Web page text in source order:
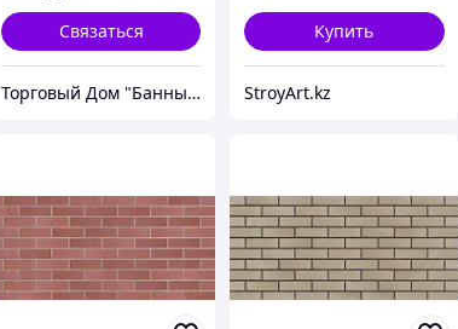
Связаться
Торговый Дом "Банный мир"
Купить
StroyArt.kz